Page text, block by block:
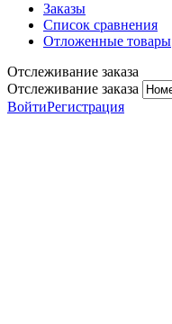
Заказы
Список сравнения
Отложенные товары
Отслеживание заказа
Отслеживание заказа
ВойтиРегистрация